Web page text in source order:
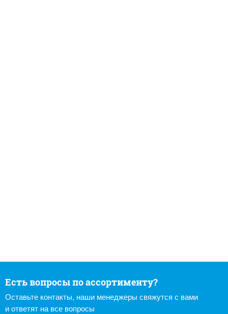
Есть вопросы по ассортименту?
Оставьте контакты, наши менеджеры свяжутся с вами
и ответят на все вопросы